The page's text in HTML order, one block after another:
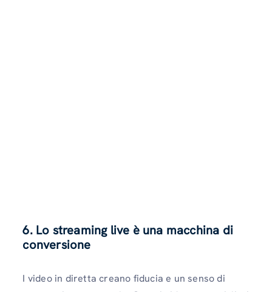
6. Lo streaming live è una macchina di
conversione
I video in diretta creano fiducia e un senso di